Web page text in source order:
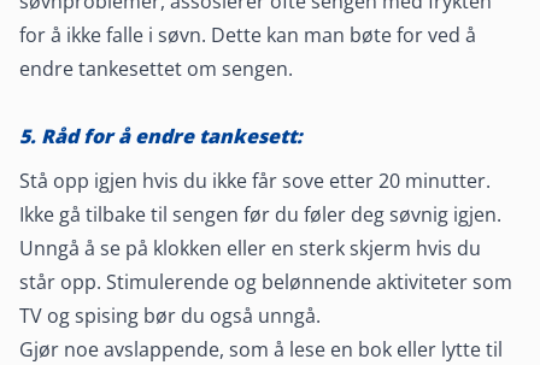
for å ikke falle i søvn. Dette kan man bøte for ved å
endre tankesettet om sengen.
5. Råd for å endre tankesett:
Stå opp igjen hvis du ikke får sove etter 20 minutter.
Ikke gå tilbake til sengen før du føler deg søvnig igjen.
Unngå å se på klokken eller en sterk skjerm hvis du
står opp. Stimulerende og belønnende aktiviteter som
TV og spising bør du også unngå.
Gjør noe avslappende, som å lese en bok eller lytte til